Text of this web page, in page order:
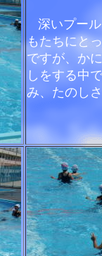
深いプー
もたちにと
ですが、か
しをする中
み、たのし